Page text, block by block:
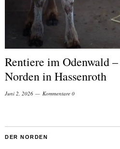
Rentiere im Odenwald
Norden in Hassenroth
Juni 2, 2026 Kommentare 0
DER NORDEN